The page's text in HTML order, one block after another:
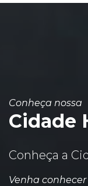
Conheça nossa
Cidade
Conheça a
Venha